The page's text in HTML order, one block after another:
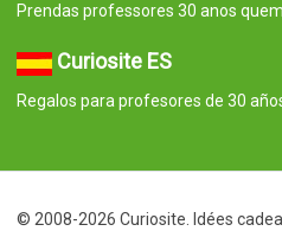
Prendas professores 30 anos
Curiosite ES
Regalos para profesores de 30
© 2008-2026 Curiosite. Idées